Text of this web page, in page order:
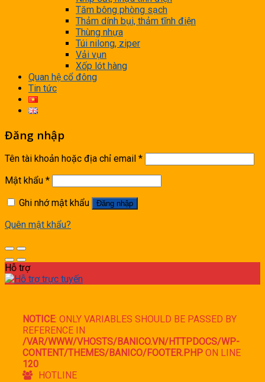
Tăm bông phòng sạch
Thảm dính bụi, thảm tĩnh điện
Thùng nhựa
Túi nilong, ziper
Vải vụn
Xốp lót hàng
Quan hệ cổ đông
Tin tức
Đăng nhập
Tên tài khoản hoặc địa chỉ email *
Mật khẩu *
Ghi nhớ mật khẩu
Đăng nhập
Quên mật khẩu?
Hỗ trợ
NOTICE: ONLY VARIABLES SHOULD BE PASSED BY
REFERENCE IN
/VAR/WWW/VHOSTS/BANICO.VN/HTTPDOCS/WP-
CONTENT/THEMES/BANICO/FOOTER.PHP ON LINE
120
HOTLINE